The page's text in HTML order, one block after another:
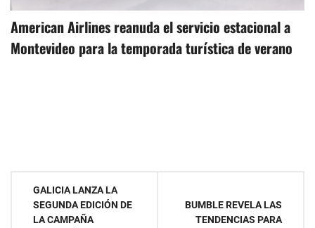
American Airlines reanuda el servicio estacional a
Montevideo para la temporada turística de verano
Navegación
GALICIA LANZA LA
SEGUNDA EDICIÓN DE
LA CAMPAÑA
BUMBLE REVELA LAS
TENDENCIAS PARA